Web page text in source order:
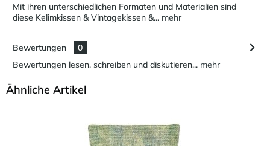
Mit ihren unterschiedlichen Formaten und Materialien sind
diese Kelimkissen & Vintagekissen &... mehr
Bewertungen
0
Bewertungen lesen, schreiben und diskutieren... mehr
Ähnliche Artikel